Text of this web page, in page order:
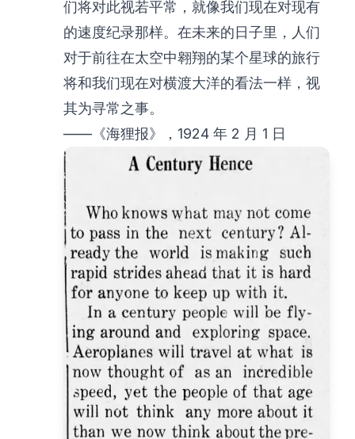
们将对此视若平常，就像我们现在对现有
的速度纪录那样。在未来的日子里，人们
对于前往在太空中翱翔的某个星球的旅行
将和我们现在对横渡大洋的看法一样，视
其为寻常之事。
——《海狸报》，1924 年 2 月 1 日